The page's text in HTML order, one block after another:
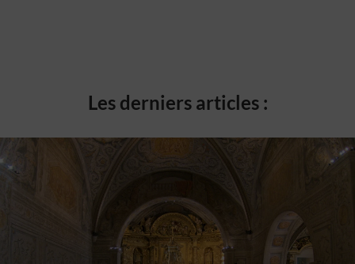
Les derniers articles :